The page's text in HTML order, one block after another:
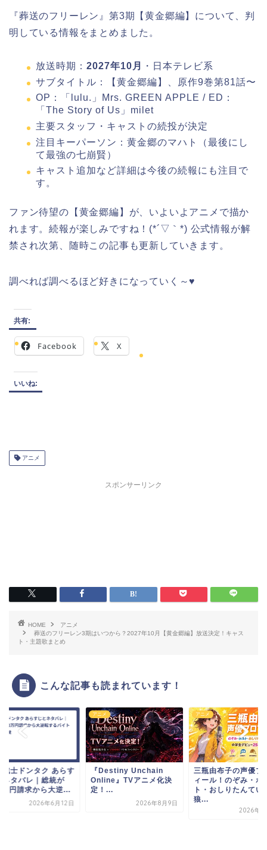
『葬送のフリーレン』第3期【黄金郷編】について、判
明している情報をまとめました。
放送時期： 2027年10月
・日本テレビ系
サブタイトル：【黄金郷編】、原作9巻第81話〜
OP：「lulu.」Mrs. GREEN APPLE / ED：
「The Story of Us」milet
主要スタッフ・キャストの続投が決定
注目キーパーソン：黄金郷のマハト（最後にし
て最強の七崩賢）
キャスト追加など詳細は今後の続報にも注目で
す。
ファン待望の【黄金郷編】が、いよいよアニメで描か
れます。続報が楽しみですね！(*´▽｀*) 公式情報が解
禁され次第、随時この記事も更新していきます。
調べれば調べるほど好きになっていく～♥
共有:
Facebook X
いいね:
アニメ
スポンサーリンク
HOME
アニメ
葬送のフリーレン3期はいつから？2027年10月【黄金郷編】放送決定！キャス
ト・主題歌まとめ
こんな記事も読まれています！
戦士ドンタク あらす
ネタバレ｜総統が
円請求から大逆...
2026年6月12日
アニメ
『Destiny Unchain
Online』TVアニメ化決
定！...
2026年8月9日
アニメ
三瓶由布子の声優プ
ィール！のぞみ・ボ
ト・おしりたんてい
狼...
2026年7